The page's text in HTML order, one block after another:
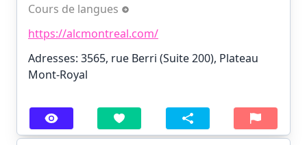
Cours de langues
https://alcmontreal.com/
Adresses: 3565, rue Berri (Suite 200), Plateau
Mont-Royal